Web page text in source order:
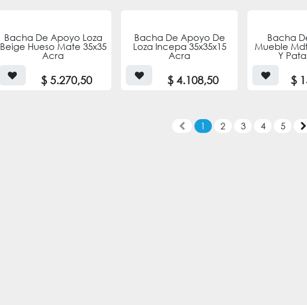
Bacha De Apoyo Loza
Beige Hueso Mate 35x35
Acra
$5.270,50
Bacha De Apoyo De
Loza Incepa 35x35x15
Acra
$4.108,50
Bacha
Mueble
Y
$
1 2 3 4 5